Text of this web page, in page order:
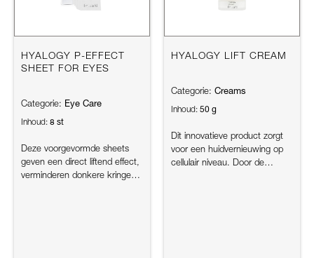
HYALOGY P-EFFECT
SHEET FOR EYES
Categorie: Eye Care
Inhoud: 8 st
Deze voorgevormde sheets
geven een direct liftend effect,
verminderen donkere kringen
HYALOGY LIFT CREAM
Categorie: Creams
Inhoud: 50 g
Dit innovatieve product zorgt
voor een huidvernieuwing op
cellulair niveau. Door de